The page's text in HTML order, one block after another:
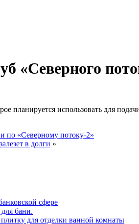
«Северного
планируется использовать для
по «Северному потоку-2»
в долги »
сфере
бани.
для отделки ванной комнаты